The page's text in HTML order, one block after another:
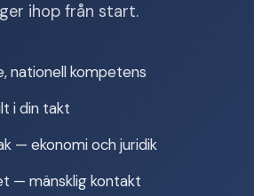
ihop från start.
nationell kompetens
i din takt
— ekonomi och juridik
— mänsklig kontakt